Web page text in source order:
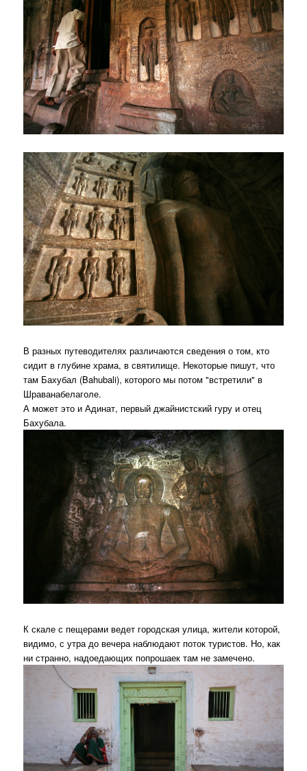
В разных путеводителях различаются сведения о том, кто
сидит в глубине храма, в святилище. Некоторые пишут, что
там Бахубал (Bahubali), которого мы потом "встретили" в
Шраванабелаголе.
А может это и Адинат, первый джайнистский гуру и отец
Бахубала.
К скале с пещерами ведет городская улица, жители которой,
видимо, с утра до вечера наблюдают поток туристов. Но, как
ни странно, надоедающих попрошаек там не замечено.